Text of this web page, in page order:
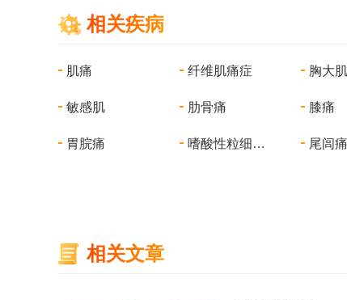
相关疾病
肌痛 纤维肌痛症 胸大
敏感肌 肋骨痛 膝痛
胃脘痛 嗜酸性粒细胞增多-肌痛综合征 尾闾痛
相关文章